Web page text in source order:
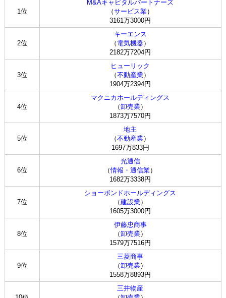
1位
M&Aキャピタルパートナーズ
（サービス業）
3161万3000円
2位
キーエンス
（ 電気機器）
2182万7204円
3位
ヒューリック
（不動産業）
1904万2394円
4位
マクニカホールディングス
（卸売業）
1873万7570円
5位
地主
（不動産業）
1697万833円
6位
光通信
（情報・通信業）
1682万3338円
7位
ショーボンドホールディングス
（建設業）
1605万3000円
8位
伊藤忠商事
（卸売業）
1579万7516円
9位
三菱商事
（卸売業）
1558万8893円
三井物産